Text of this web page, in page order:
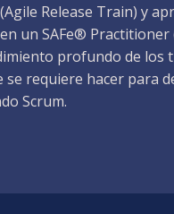
Release Train) y
un SAFe® Practitioner
profundo de los
requiere hacer para
Scrum.